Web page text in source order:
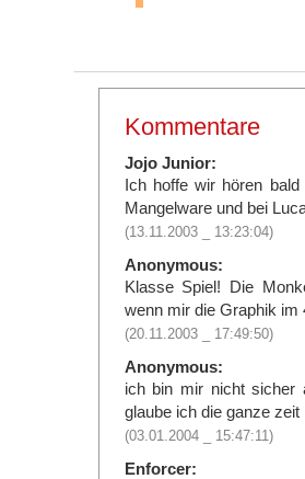
Kommentare
Jojo Junior:
Ich hoffe wir hören
Mangelware und bei
(13.11.2003 _ 13:23:04)
Anonymous:
Klasse Spiel! Die
wenn mir die Graphik im
(20.11.2003 _ 17:49:50)
Anonymous:
ich bin mir nicht sicher
glaube ich die ganze zeit
(03.01.2004 _ 15:47:11)
Enforcer: